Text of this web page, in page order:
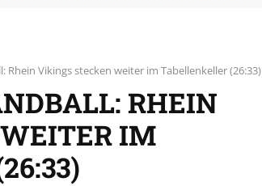
Rhein Vikings stecken weiter im Tabellenkeller (26:33)
RHEIN
IM